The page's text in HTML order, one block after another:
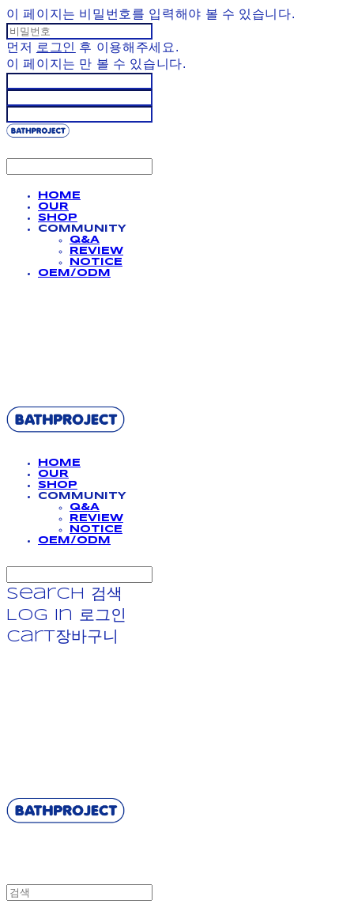
이 페이지는 비밀번호를 입력해야 볼 수 있습니다.
먼저 로그인 후 이용해주세요.
이 페이지는 만 볼 수 있습니다.
HOME
OUR
SHOP
COMMUNITY
Q&A
REVIEW
NOTICE
OEM/ODM
HOME
OUR
SHOP
COMMUNITY
Q&A
REVIEW
NOTICE
OEM/ODM
Search
검색
Log In
로그인
Cart장바구니